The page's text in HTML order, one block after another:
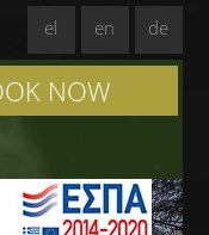
de
en
el
NOW